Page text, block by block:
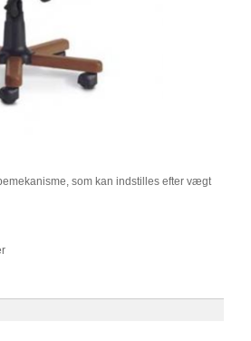
som kan indstilles efter vægt